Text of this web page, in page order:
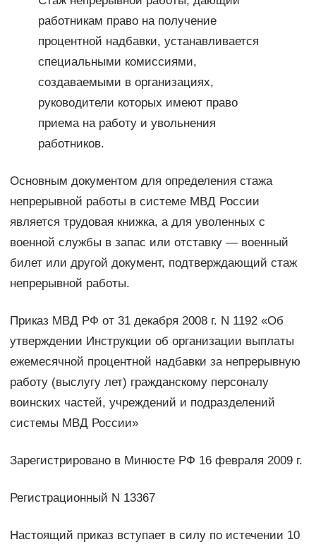
работникам право на получение
процентной надбавки, устанавливается
специальными комиссиями,
создаваемыми в организациях,
руководители которых имеют право
приема на работу и увольнения
работников.
Основным документом для определения стажа
непрерывной работы в системе МВД России
является трудовая книжка, а для уволенных с
военной службы в запас или отставку — военный
билет или другой документ, подтверждающий стаж
непрерывной работы.
Приказ МВД РФ от 31 декабря 2008 г. N 1192 «Об
утверждении Инструкции об организации выплаты
ежемесячной процентной надбавки за непрерывную
работу (выслугу лет) гражданскому персоналу
воинских частей, учреждений и подразделений
системы МВД России»
Зарегистрировано в Минюсте РФ 16 февраля 2009 г.
Регистрационный N 13367
Настоящий приказ вступает в силу по истечении 10